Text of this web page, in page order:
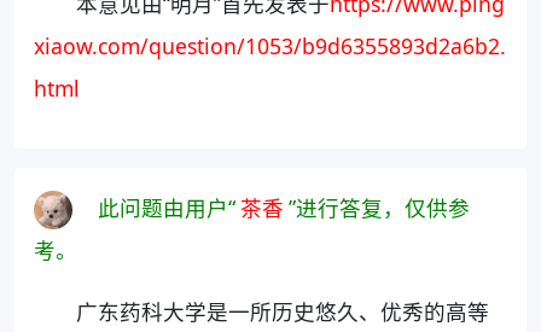
xiaow.com/question/1053/b9d6355893d2a6b2.
html
此问题由用户“ 茶香 ”进行答复，仅供参
考。
广东药科大学是一所历史悠久、优秀的高等